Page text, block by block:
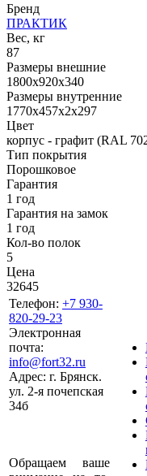
Бренд
ПРАКТИК
Вес, кг
87
Размеры внешние
1800x920x340
Размеры внутренние
1770x457x2x297
Цвет
корпус - графит (RAL
Тип покрытия
Порошковое
Гарантия
1 год
Гарантия на замок
1 год
Кол-во полок
5
Цена
32645
Телефон: +7 930-
820-29-23
Электронная
почта:
info@fort32.ru
Адрес: г. Брянск.
ул. 2-я почепская
34б
Обращаем ваше